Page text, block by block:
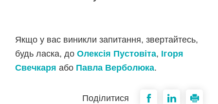
Якщо у вас виникли запитання, звертайтесь,
будь ласка, доОлексія Пустовіта, Ігоря
Свечкаря або Павла Верболюка.
Поділитися